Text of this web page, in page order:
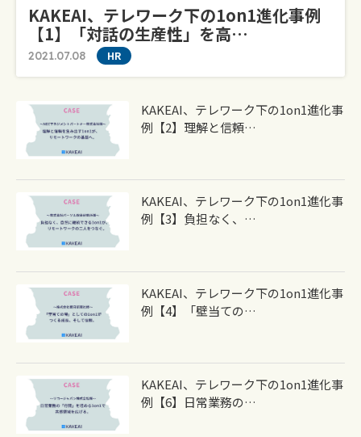
KAKEAI、テレワーク下の1on1進化事例
【1】「対話の生産性」を高…
2021.07.08 HR
KAKEAI、テレワーク下の1on1進化事
例【2】理解と信頼…
KAKEAI、テレワーク下の1on1進化事
例【3】負担なく、…
KAKEAI、テレワーク下の1on1進化事
例【4】「壁当ての…
KAKEAI、テレワーク下の1on1進化事
例【6】日常業務の…